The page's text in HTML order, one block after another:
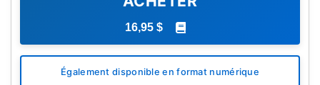
16,95 $
Également disponible en format numérique